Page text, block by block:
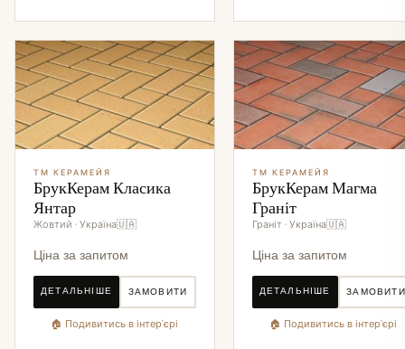
ТМ КЕРАМЕЙЯ
БрукКерам Класика
Янтар
Жовтий · Україна🇺🇦
Ціна за запитом
ДЕТАЛЬНІШЕ ЗАМОВИТИ
🏠 Подивитись в інтер'єрі
ТМ КЕРАМЕЙЯ
БрукКерам Магма
Граніт
Граніт · Україна🇺🇦
Ціна за запитом
ДЕТАЛЬНІШЕ ЗАМОВИТИ
🏠 Подивитись в інтер'єрі